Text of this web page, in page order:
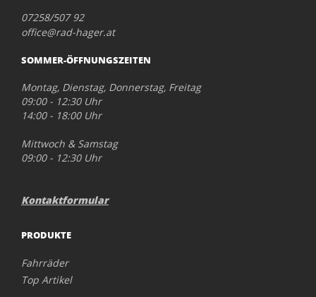
07258/507 92
office@rad-hager.at
SOMMER-ÖFFNUNGSZEITEN
Montag, Dienstag, Donnerstag, Freitag
09:00 - 12:30 Uhr
14:00 - 18:00 Uhr
Mittwoch & Samstag
09:00 - 12:30 Uhr
Kontaktformular
PRODUKTE
Fahrräder
Top Artikel